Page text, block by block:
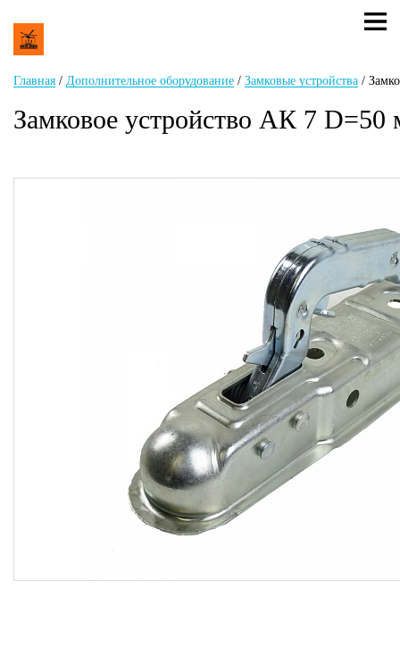
Главная / Дополнительное оборудование / Замковые устройства /
Замковое устройство АК 7 D=50